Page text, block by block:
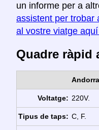
un informe per a
assistent per trobar
al vostre viatge aquí
Quadre ràpid
Andorra
Voltatge: 220V.
Tipus de taps: C, F.